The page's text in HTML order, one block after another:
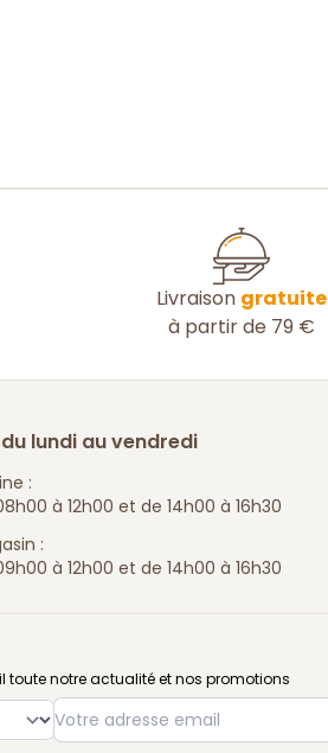
Livraison gratuite
à partir de 79 €
lundi au vendredi
:
à 12h00 et de 14h00 à 16h30
:
à 12h00 et de 14h00 à 16h30
toute notre actualité et nos promotions